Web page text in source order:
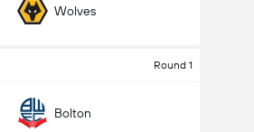
Wolves
Round 1
Bolton